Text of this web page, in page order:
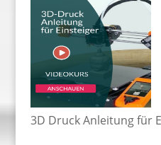
3D Druck Anleitung für